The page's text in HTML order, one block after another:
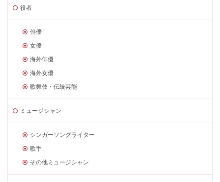
役者
俳優
女優
海外俳優
海外女優
歌舞伎・伝統芸能
ミュージシャン
シンガーソングライター
歌手
その他ミュージシャン